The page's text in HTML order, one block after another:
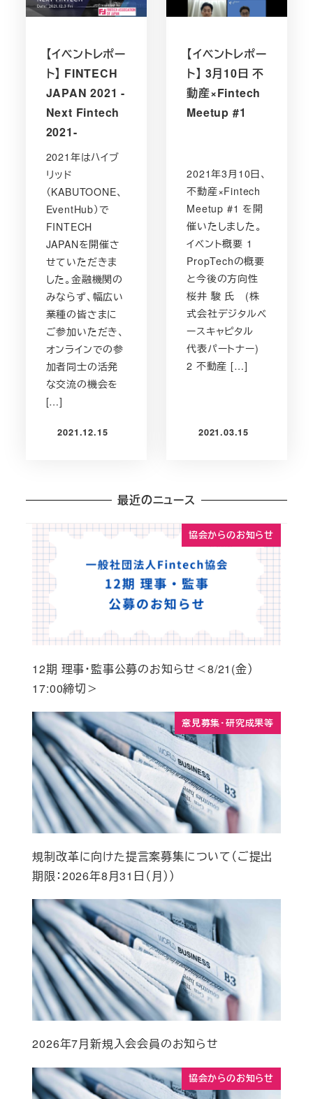
【イベントレポー
ト】 FINTECH
JAPAN 2021 -
Next Fintech
2021-
2021年はハイブ
リッド
（KABUTOONE、
EventHub）で
FINTECH
JAPANを開催さ
せていただきま
した。金融機関の
みならず、幅広い
業種の皆さまに
ご参加いただき、
オンラインでの参
加者同士の活発
な交流の機会を
[…]
投稿日
2021.12.15
【イベントレポー
ト】 3月10日 不
動産×Fintech
Meetup #1
2021年3月10日、
不動産×Fintech
Meetup #1 を開
催いたしました。
イベント概要 1
PropTechの概要
と今後の方向性
桜井 駿 氏 (株
式会社デジタルベ
ースキャピタル
代表パートナー)
2 不動産 […]
投稿日
2021.03.15
最近のニュース
協会からのお知らせ
12期 理事・監事公募のお知らせ＜8/21(金）
17:00締切＞
意見募集・研究成果等
規制改革に向けた提言案募集について（ご提出
期限：2026年8月31日（月））
2026年7月新規入会会員のお知らせ
協会からのお知らせ